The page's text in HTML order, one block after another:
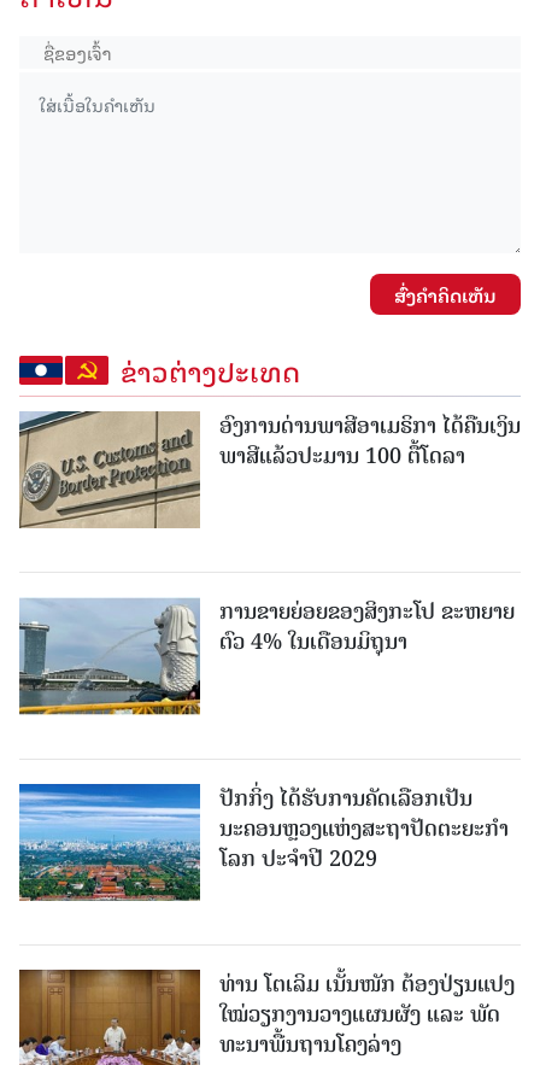
ສົ່ງຄໍາຄິດເຫັນ
ຂ່າວຕ່າງປະເທດ
ອົງການດ່ານພາສີອາເມຣິກາ ໄດ້ຄືນເງິນ
ພາສີແລ້ວປະມານ 100 ຕື້ໂດລາ
ການຂາຍຍ່ອຍຂອງສິງກະໂປ ຂະຫຍາຍ
ຕົວ 4% ໃນເດືອນມິຖຸນາ
ປັກກິ່ງ ໄດ້ຮັບການຄັດເລືອກເປັນ
ນະຄອນຫຼວງແຫ່ງສະຖາປັດຕະຍະກຳ
ໂລກ ປະຈຳປີ 2029
ທ່ານ ໂຕ​ເລິມ ເນັ້ນໜັກ ຕ້ອງ​ປ່ຽນ​ແປງ​
ໃໝ່​ວຽກ​ງານ​ວາງ​ແຜນ​ຜັງ ແລະ ​ພັດ​
ທະ​ນາ​ພື້ນ​ຖານ​ໂຄງ​ລ່າງ